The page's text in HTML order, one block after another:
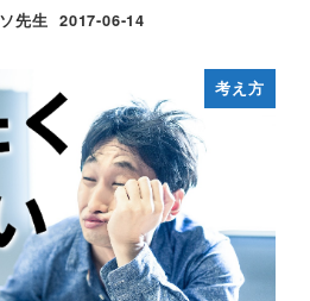
先生 2017-06-14
考え方